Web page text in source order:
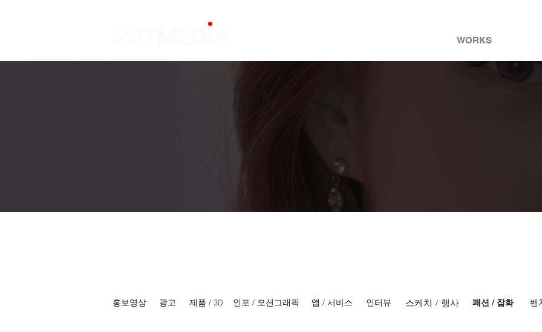
WORKS
홍보영상 광고 제품 / 3D 인포 / 모션그래픽 앱 / 서비스 인터뷰 스케치 / 행사 패션 / 잡화 벤